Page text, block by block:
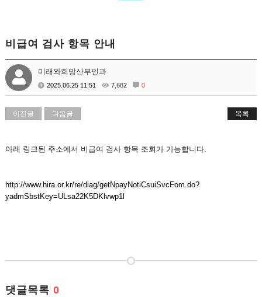
비급여 검사 항목 안내
미래와희망산부인과
2025.06.25 11:51 7,682 0
이전글 다음글 목록
아래 링크된 주소에서 비급여 검사 항목 조회가 가능합니다.
http://www.hira.or.kr/re/diag/getNpayNotiCsuiSvcFom.do?
yadmSbstKey=ULsa22K5DKlvwp1l
댓글목록0